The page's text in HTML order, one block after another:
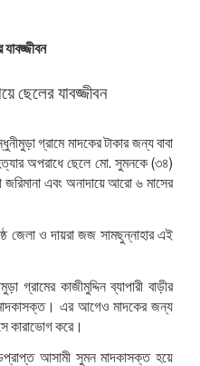
যাবজ্জীবন
ছেলের যাবজ্জীবন
গ্রামে মাদকের টাকার জন্য বাবা
অপরাধে ছেলে মো. সুমনকে (৩৪)
জরিমানা এবং অনাদায়ে আরো ৬ মাসের
জেলা ও দায়রা জজ সামছুন্নাহার এই
গ্রামের কাজীমুদ্দিন ব্যাপারী বাড়ীর
এর আগেও মাদকের জন্য
কারাভোগ করে।
আসামী সুমন মাদকাসক্ত হয়ে